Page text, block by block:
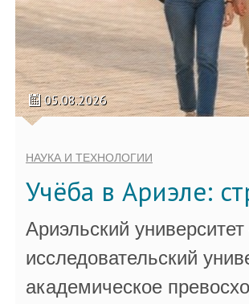
05.08.2026
НАУКА И ТЕХНОЛОГИИ
Учёба в Ариэле:
Ариэльский
исследовательский
академическое